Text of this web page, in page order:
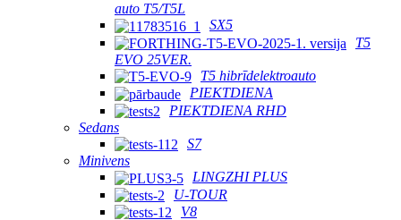
auto T5/T5L
SX5
T5
EVO 25VER.
T5 hibrīdelektroauto
PIEKTDIENA
PIEKTDIENA RHD
Sedans
S7
Minivens
LINGZHI PLUS
U-TOUR
V8